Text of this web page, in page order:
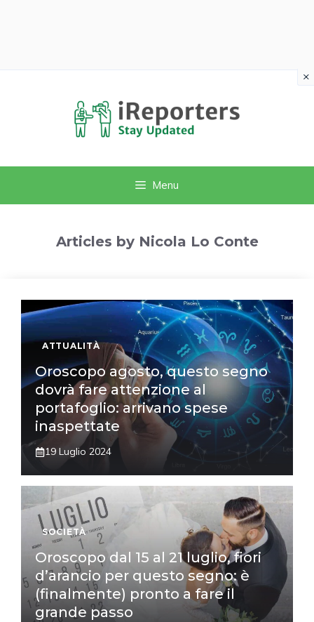
Menu
Articles by Nicola Lo Conte
ATTUALITÀ
Oroscopo agosto, questo segno
dovrà fare attenzione al
portafoglio: arrivano spese
inaspettate
19 Luglio 2024
SOCIETÀ
Oroscopo dal 15 al 21 luglio, fiori
d’arancio per questo segno: è
(finalmente) pronto a fare il
grande passo
×